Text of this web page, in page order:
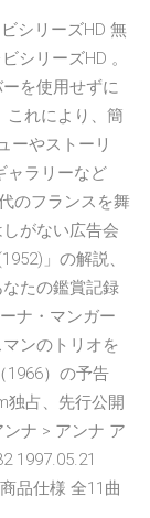
シリーズHD 無
シリーズHD 。
を使用せずに
これにより、簡
ーやストーリ
ャラリーなど
のフランスを舞
がない広告会
」の解説、
たの鑑賞記録
ナ・マンガー
ンのトリオを
1966）の予告
独占、先行公開
ナ > アンナ ア
1997.05.21
品仕様 全11曲